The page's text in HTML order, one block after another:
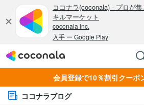
会員登録で10％割引クーポ
ココナラブログ